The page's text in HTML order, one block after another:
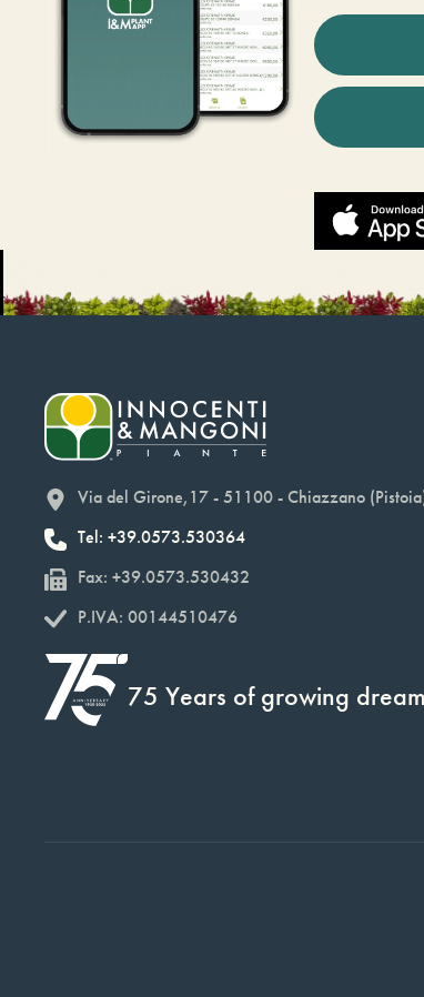
Via del Girone,17 - 51100 - Chiazzano
Tel: +39.0573.530364
Fax: +39.0573.530432
P.IVA: 00144510476
75 Years of growing